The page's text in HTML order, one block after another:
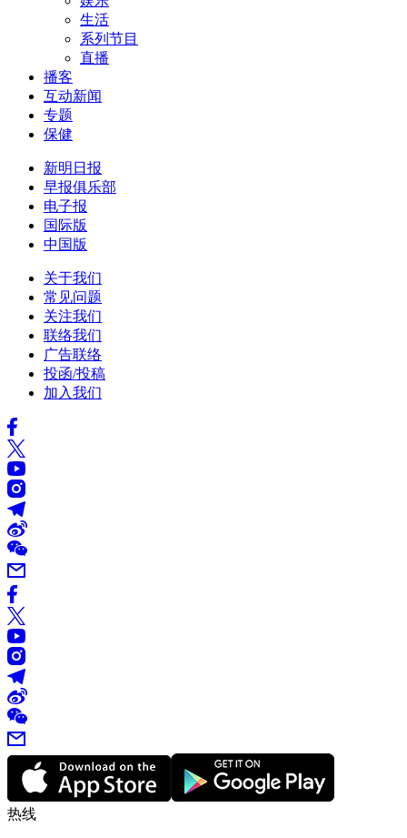
生活
系列节目
直播
播客
互动新闻
专题
保健
新明日报
早报俱乐部
电子报
国际版
中国版
关于我们
常见问题
关注我们
联络我们
广告联络
投函/投稿
加入我们
热线